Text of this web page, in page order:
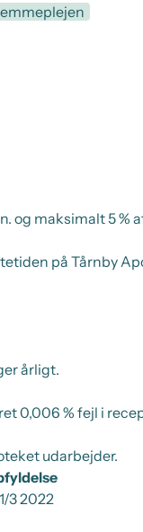
maksimalt 5 %
på Tårnby
årligt.
0,006 % fejl i
udarbejder.
3 2022